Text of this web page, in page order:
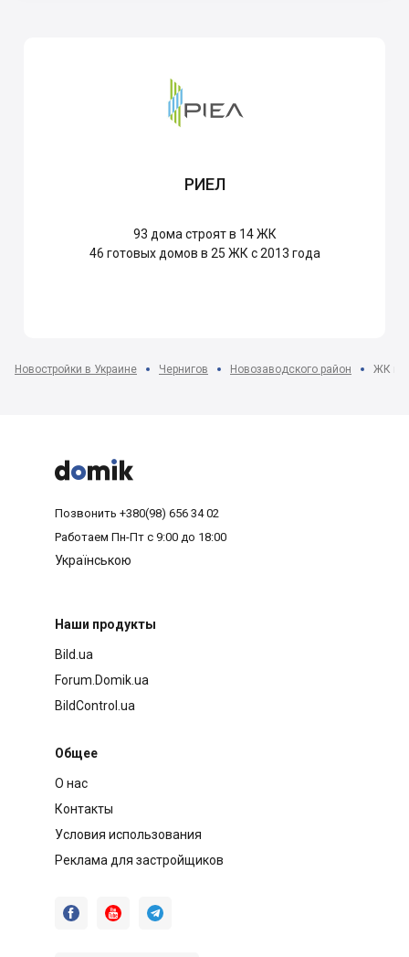
РИЕЛ
93 дома строят в 14 ЖК
46 готовых домов в 25 ЖК с 2013 года
Новостройки в Украине Чернигов Новозаводского район ЖК на



Позвонить +380(98) 656 34 02
Работаем Пн-Пт с 9:00 до 18:00
Українською
Наши продукты
Bild.ua
Forum.Domik.ua
BildControl.ua
Общее
О нас
Контакты
Условия использования
Реклама для застройщиков
  